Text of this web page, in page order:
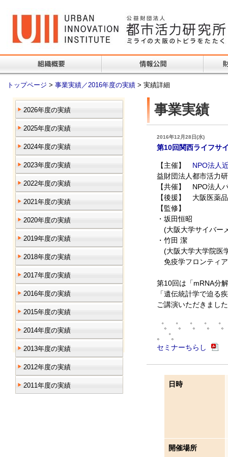
トップページ > 事業実績／2016年度の実績 > 実績詳細
2026年度の実績
2025年度の実績
2024年度の実績
2023年度の実績
2022年度の実績
2021年度の実績
2020年度の実績
2019年度の実績
2018年度の実績
2017年度の実績
2016年度の実績
2015年度の実績
2014年度の実績
2013年度の実績
2012年度の実績
2011年度の実績
事業実績
2016年12月28日(水)
第10回関西ライフサ
【主催】 NPO法人
益財団法人都市活力
【共催】 NPO法人
【後援】 大阪医薬
【監修】
・坂田恒昭
(大阪大学サイバー
・竹田 潔
(大阪大学大学院医
免疫学フロンティ
第10回は「mRNA分
「遺伝統計学で迫る
ご講演いただきまし
゜。゜。゜。゜。゜
。゜。
セミナーちらし
日時
開催場所